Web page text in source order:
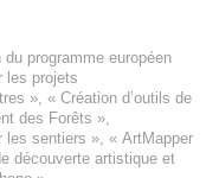
programme européen
les projets
», « Création d’outils de
des Forêts »,
les sentiers », « ArtMapper
découverte artistique et